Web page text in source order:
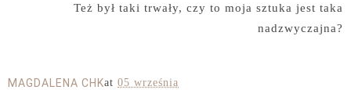
Też był taki trwały, czy to moja sztuka jest taka
nadzwyczajna?
MAGDALENA CHKat 05 września